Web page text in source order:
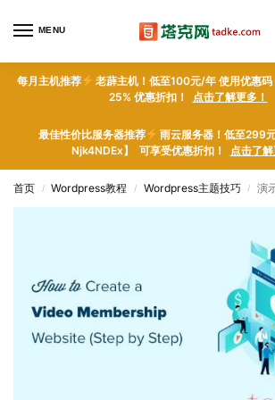
MENU
每月主机推荐
老薜主机！低至100元/年 使用优惠
25% 优惠折扣！ 点击了解更多！
最佳性价比服务器推荐
雨云服务器！低至299
Njk4NDEx】 可享受优惠折扣！ 点击了解
首页 / Wordpress教程 / Wordpress主题技巧 / 演示